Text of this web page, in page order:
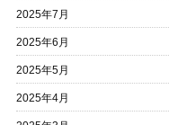
2025年7月
2025年6月
2025年5月
2025年4月